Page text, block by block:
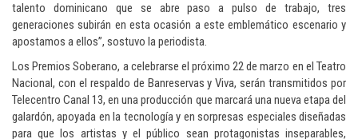
talento dominicano que se abre paso a pulso de trabajo, tres
generaciones subirán en esta ocasión a este emblemático escenario y
apostamos a ellos”, sostuvo la periodista.
Los Premios Soberano, a celebrarse el próximo 22 de marzo en el Teatro
Nacional, con el respaldo de Banreservas y Viva, serán transmitidos por
Telecentro Canal 13, en una producción que marcará una nueva etapa del
galardón, apoyada en la tecnología y en sorpresas especiales diseñadas
para que los artistas y el público sean protagonistas inseparables,